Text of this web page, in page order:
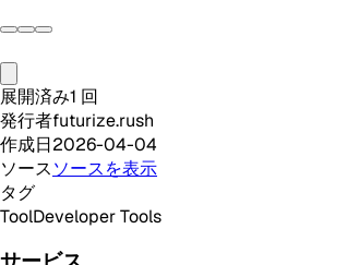
展開済み1 回
発行者futurize.rush
作成日2026-04-04
ソースソースを表示
タグ
ToolDeveloper Tools